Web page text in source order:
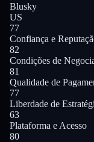
Blusky
US
77
Confiança e
82
Condições de
81
Qualidade de
77
Liberdade de
63
Plataforma e Acesso
80